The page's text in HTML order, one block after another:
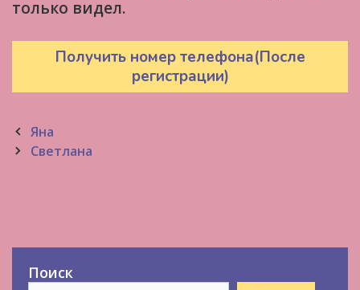
только видел.
Получить номер телефона(После
регистрации)
Post
navigation
Яна
Светлана
Поиск